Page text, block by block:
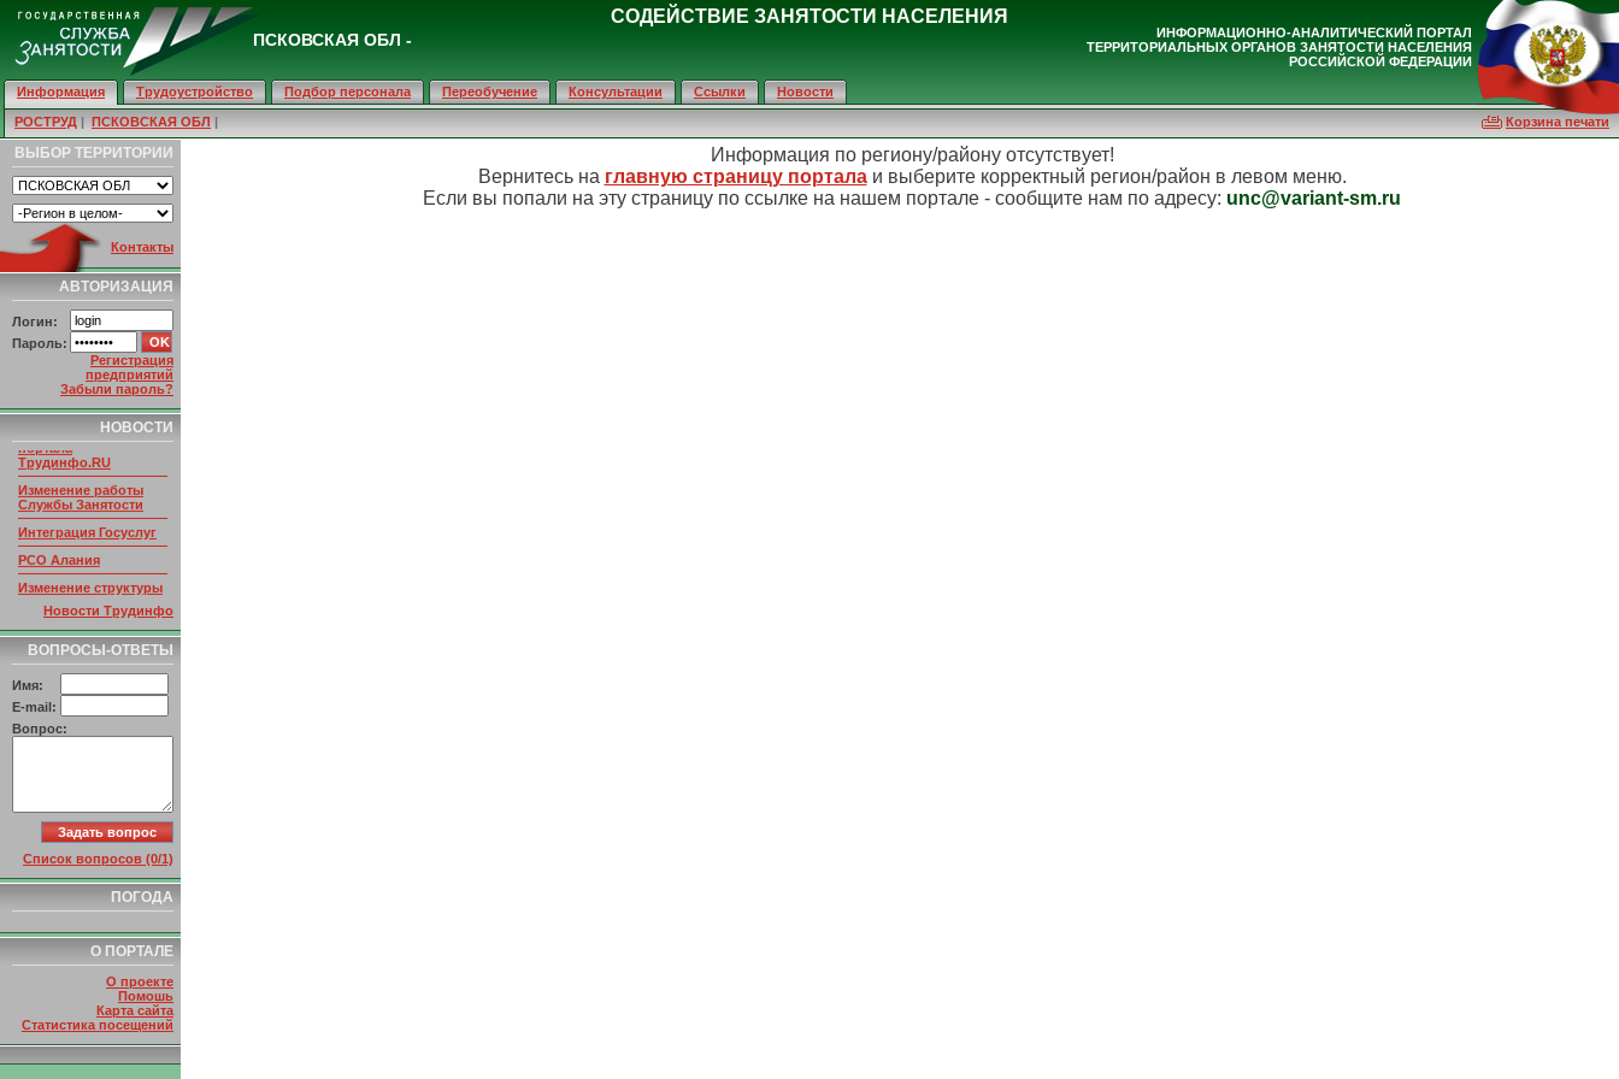
Информация Трудоустройство Подбор персонала Переобучение Консультации Ссылки Новости
РОСТРУД | ПСКОВСКАЯ ОБЛ | Корзина печати
СОДЕЙСТВИЕ ЗАНЯТОСТИ НАСЕЛЕНИЯ
ПСКОВСКАЯ ОБЛ -
ИНФОРМАЦИОННО-АНАЛИТИЧЕСКИЙ ПОРТАЛ
ТЕРРИТОРИАЛЬНЫХ ОРГАНОВ ЗАНЯТОСТИ НАСЕЛЕНИЯ
РОССИЙСКОЙ ФЕДЕРАЦИИ
ВЫБОР ТЕРРИТОРИИ
Контакты
АВТОРИЗАЦИЯ
Логин:
Пароль:
Регистрация
предприятий
Забыли пароль?
НОВОСТИ
НОВОСТИ ПОРТАЛА
Умер основатель
портала
Трудинфо.RU
Изменение работы
Службы Занятости
Интеграция Госуслуг
РСО Алания
Изменение структуры
ссылок
Новости Трудинфо
ВОПРОСЫ-ОТВЕТЫ
Имя:
E-mail:
Вопрос:
Список вопросов (0/1)
ПОГОДА
О ПОРТАЛЕ
О проекте
Помошь
Карта сайта
Статистика посещений
Информация по региону/району отсутствует!
Вернитесь на главную страницу порталаи выберите корректный регион/район в левом меню.
Если вы попали на эту страницу по ссылке на нашем портале - сообщите нам по адресу: unc@variant-sm.ru